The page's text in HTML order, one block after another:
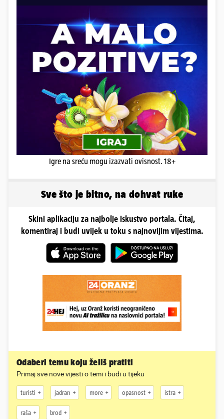
Igre na sreću mogu izazvati ovisnost. 18+
Sve što je bitno, na dohvat ruke
Skini aplikaciju za najbolje iskustvo portala. Čitaj,
komentiraj i budi uvijek u toku s najnovijim vijestima.
Odaberi temu koju želiš pratiti
Primaj sve nove vijesti o temi i budi u tijeku
turisti jadran more opasnost istra
raša brod